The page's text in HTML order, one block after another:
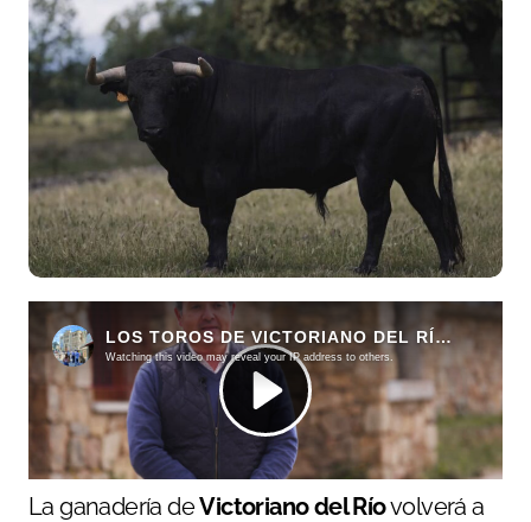
La ganadería deVictoriano del Ríovolverá a